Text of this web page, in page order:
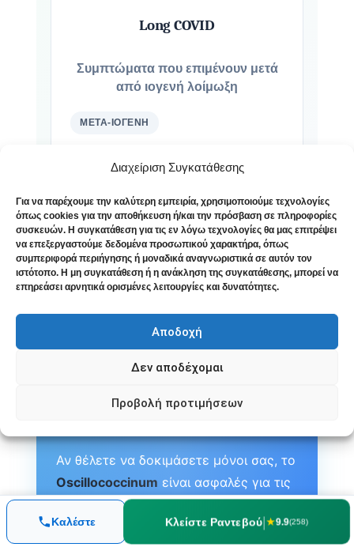
Διαχείριση Συγκατάθεσης
Για να παρέχουμε την καλύτερη εμπειρία, χρησιμοποιούμε τεχνολογίες
όπως cookies για την αποθήκευση ή/και την πρόσβαση σε πληροφορίες
συσκευών. Η συγκατάθεση για τις εν λόγω τεχνολογίες θα μας επιτρέψει
να επεξεργαστούμε δεδομένα προσωπικού χαρακτήρα, όπως
συμπεριφορά περιήγησης ή μοναδικά αναγνωριστικά σε αυτόν τον
ιστότοπο. Η μη συγκατάθεση ή η ανάκληση της συγκατάθεσης, μπορεί να
επηρεάσει αρνητικά ορισμένες λειτουργίες και δυνατότητες.
Αποδοχή
Δεν αποδέχομαι
Προβολή προτιμήσεων
Long COVID
Συμπτώματα που επιμένουν μετά
από ιογενή λοίμωξη
ΜΕΤΑ-ΙΟΓΕΝΉ
Με Λίγα Λόγια
Υπάρχουν πολλά ομοιοπαθητικά
φάρμακα για τη γρίπη. Το θέμα δεν
αυτό που ταιριάζει στη δική
Αν θέλετε να δοκιμάσετε μόνοι σας, το
Oscillococcinum είναι ασφαλές για τις
πρώτες 24-48 ώρες. Αν η γρίπη έχει
εγκατασταθεί ή θέλετε καλύτερο
Καλέστε Κλείστε Ραντεβού|★9.9(258)